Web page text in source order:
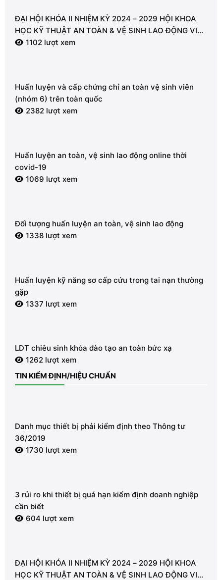
ĐẠI HỘI KHÓA II NHIỆM KỲ 2024 – 2029 HỘI KHOA
HỌC KỸ THUẬT AN TOÀN & VỆ SINH LAO ĐỘNG VIỆT
NAM – CHI HỘI VŨNG TÀU
1102 lượt xem
Huấn luyện và cấp chứng chỉ an toàn vệ sinh viên
(nhóm 6) trên toàn quốc
2382 lượt xem
Huấn luyện an toàn, vệ sinh lao động online thời
covid-19
1069 lượt xem
Đối tượng huấn luyện an toàn, vệ sinh lao động
1338 lượt xem
Huấn luyện kỹ năng sơ cấp cứu trong tai nạn thường
gặp
1337 lượt xem
LDT chiêu sinh khóa đào tạo an toàn bức xạ
1262 lượt xem
TIN KIỂM ĐỊNH/HIỆU CHUẨN
Danh mục thiết bị phải kiểm định theo Thông tư
36/2019
1730 lượt xem
3 rủi ro khi thiết bị quá hạn kiểm định doanh nghiệp
cần biết
604 lượt xem
ĐẠI HỘI KHÓA II NHIỆM KỲ 2024 – 2029 HỘI KHOA
HỌC KỸ THUẬT AN TOÀN & VỆ SINH LAO ĐỘNG VIỆT